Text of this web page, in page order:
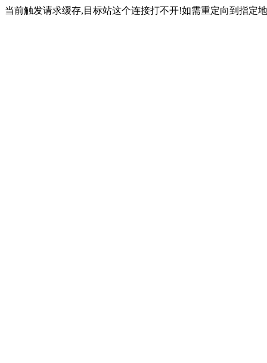
当前触发请求缓存,目标站这个连接打不开!如需重定向到指定